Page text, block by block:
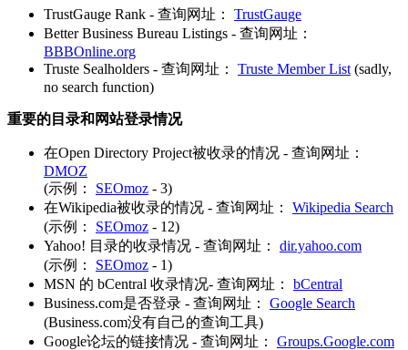
TrustGauge Rank - 查询网址： TrustGauge
Better Business Bureau Listings - 查询网址：
BBBOnline.org
Truste Sealholders - 查询网址： Truste Member List (sadly,
no search function)
重要的目录和网站登录情况
在Open Directory Project被收录的情况 - 查询网址：
DMOZ
(示例： SEOmoz - 3)
在Wikipedia被收录的情况 - 查询网址： Wikipedia Search
(示例： SEOmoz - 12)
Yahoo! 目录的收录情况 - 查询网址： dir.yahoo.com
(示例： SEOmoz - 1)
MSN 的 bCentral 收录情况- 查询网址： bCentral
Business.com是否登录 - 查询网址： Google Search
(Business.com没有自己的查询工具)
Google论坛的链接情况 - 查询网址： Groups.Google.com